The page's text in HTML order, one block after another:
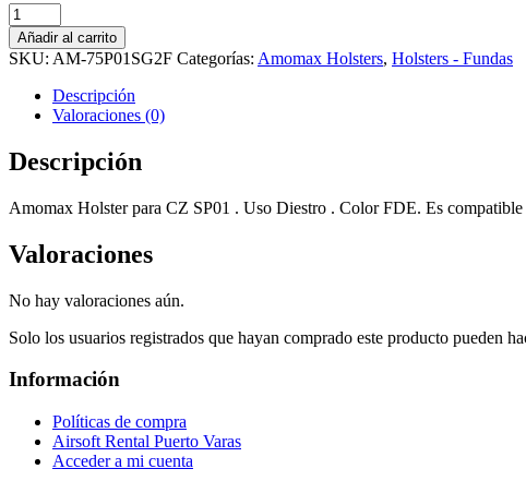
Amomax
Holster
CZ
SP01
Series
(Color
cantidad
Añadir al carrito
SKU: AM-75P01SG2F Categorías: Amomax Holsters, Holsters - Fundas
Descripción
Valoraciones (0)
Descripción
Amomax Holster para CZ SP01 . Uso Diestro . Color FDE. Es
Valoraciones
No hay valoraciones aún.
Solo los usuarios registrados que hayan comprado este producto pueden
Información
Políticas de compra
Airsoft Rental Puerto Varas
Acceder a mi cuenta